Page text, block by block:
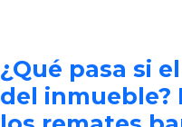
¿Qué pasa si
del inmueble?